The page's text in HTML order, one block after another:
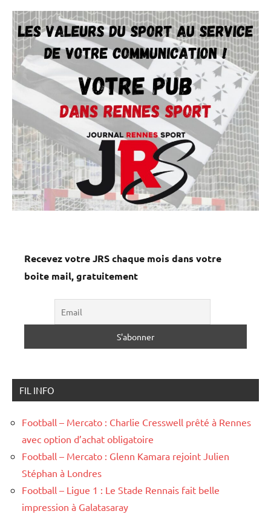
Recevez votre JRS chaque mois dans votre
boite mail, gratuitement
FIL INFO
Football – Mercato : Charlie Cresswell prêté à Rennes
avec option d’achat obligatoire
Football – Mercato : Glenn Kamara rejoint Julien
Stéphan à Londres
Football – Ligue 1 : Le Stade Rennais fait belle
impression à Galatasaray